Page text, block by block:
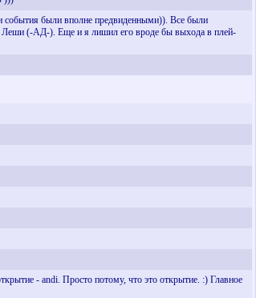
события были вполне предвиденными)). Все были
Леши (-АД-). Еще и я лишил его вроде бы выхода в плей-
- andi. Просто потому, что это открытие. :) Главное